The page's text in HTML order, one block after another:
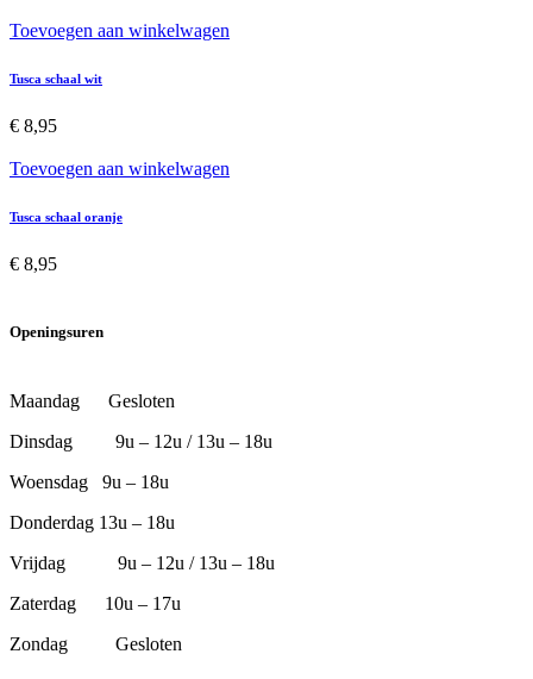
Toevoegen aan winkelwagen
Tusca schaal wit
€ 8,95
Toevoegen aan winkelwagen
Tusca schaal oranje
€ 8,95
Openingsuren
Maandag Gesloten
Dinsdag 9u – 12u / 13u – 18u
Woensdag 9u – 18u
Donderdag 13u – 18u
Vrijdag 9u – 12u / 13u – 18u
Zaterdag 10u – 17u
Zondag Gesloten